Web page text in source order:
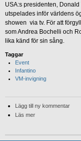
USA:s presidenten,
utspelades inför världens
showen via tv. För att
som Andrea Bochelli och
lika känd för sin sång.
Taggar
Event
Infantino
VM-invigning
Lägg till ny kommentar
Läs mer